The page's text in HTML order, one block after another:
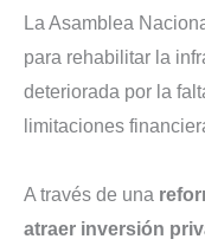
La Asamblea
para rehabilitar la
deteriorada por la
limitaciones
A través de una
atraer inversión